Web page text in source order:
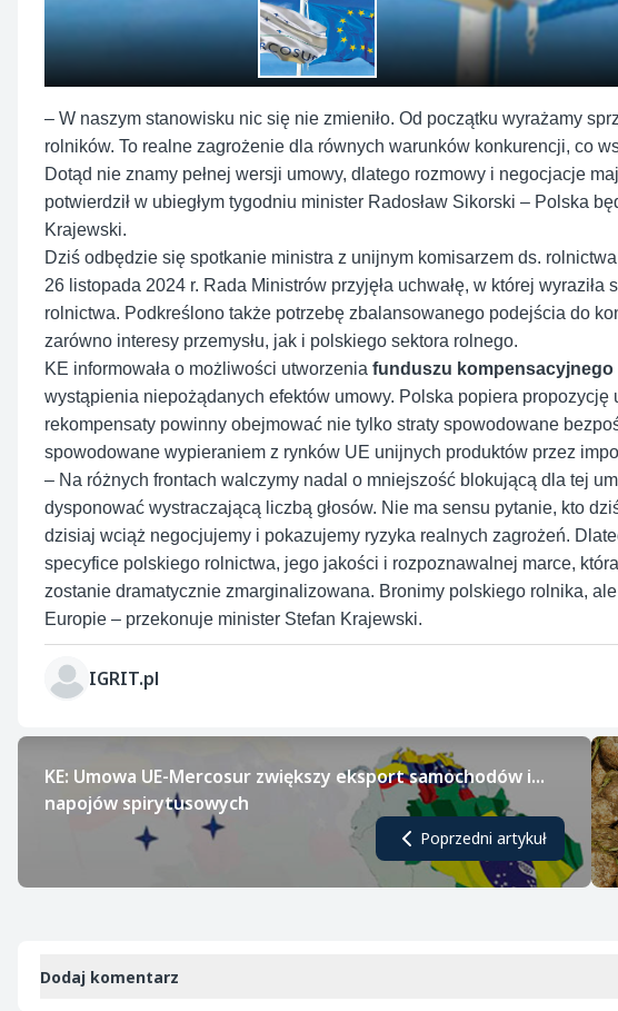
– W naszym stanowisku nic się nie zmieniło. Od początku wyrażamy
rolników. To realne zagrożenie dla równych warunków konkurencji, co
Dotąd nie znamy pełnej wersji umowy, dlatego rozmowy i negocjacje
potwierdził w ubiegłym tygodniu minister Radosław Sikorski – Polska
Krajewski.
Dziś odbędzie się spotkanie ministra z unijnym komisarzem ds.
26 listopada 2024 r. Rada Ministrów przyjęła uchwałę, w której
rolnictwa. Podkreślono także potrzebę zbalansowanego podejścia do
zarówno interesy przemysłu, jak i polskiego sektora rolnego.
KE informowała o możliwości utworzenia funduszu kompensacyjnego
wystąpienia niepożądanych efektów umowy. Polska popiera
rekompensaty powinny obejmować nie tylko straty spowodowane
spowodowane wypieraniem z rynków UE unijnych produktów przez
– Na różnych frontach walczymy nadal o mniejszość blokującą dla tej
dysponować wystraczającą liczbą głosów. Nie ma sensu pytanie, kto
dzisiaj wciąż negocjujemy i pokazujemy ryzyka realnych zagrożeń.
specyfice polskiego rolnictwa, jego jakości i rozpoznawalnej marce,
zostanie dramatycznie zmarginalizowana. Bronimy polskiego rolnika,
Europie – przekonuje minister Stefan Krajewski.
IGRIT.pl
KE: Umowa UE-Mercosur zwiększy eksport samochodów i...
napojów spirytusowych
Poprzedni artykuł
Dodaj komentarz